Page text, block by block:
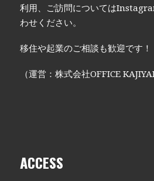
利用、ご訪問については
わせください。
移住や起業のご相談も歓迎です！
（運営：株式会社OFFICE
ACCESS